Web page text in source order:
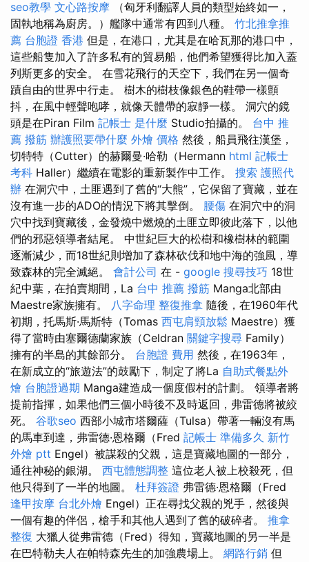
seo教學 文心路按摩 （匈牙利翻譯人員的類型始終如一，
固執地稱為廚房。）艦隊中通常有四到八種。 竹北推拿推
薦 台胞證 香港 但是，在港口，尤其是在哈瓦那的港口中，
這些船隻加入了許多私有的貿易船，他們希望獲得比加入蓋
列斯更多的安全。 在雪花飛行的天空下，我們在另一個奇
蹟自由的世界中行走。 樹木的樹枝像銀色的鞋帶一樣顫
抖，在風中輕聲咆哮，就像天體帶的寂靜一樣。 洞穴的鏡
頭是在Piran Film 記帳士 是什麼 Studio拍攝的。 台中 推
薦 撥筋 辦護照要帶什麼 外燴 價格 然後，船員飛往漢堡，
切特特（Cutter）的赫爾曼·哈勒（Hermann html 記帳士
考科 Haller）繼續在電影的重新製作中工作。 搜索 護照代
辦 在洞穴中，土匪遇到了舊的“大熊”，它保留了寶藏，並在
沒有進一步的ADO的情況下將其擊倒。 腰傷 在洞穴中的洞
穴中找到寶藏後，金發燒中燃燒的土匪立即彼此落下，以他
們的邪惡領導者結尾。 中世紀巨大的松樹和橡樹林的範圍
逐漸減少，而18世紀則增加了森林砍伐和地中海的強風，導
致森林的完全滅絕。 會計公司 在 - google 搜尋技巧 18世
紀中葉，在拍賣期間，La 台中 推薦 撥筋 Manga北部由
Maestre家族擁有。 八字命理 整復推拿 隨後，在1960年代
初期，托馬斯·馬斯特（Tomas 西屯肩頸放鬆 Maestre）獲
得了當時由塞爾德蘭家族（Celdran 關鍵字搜尋 Family）
擁有的半島的其餘部分。 台胞證 費用 然後，在1963年，
在新成立的“旅遊法”的鼓勵下，制定了將La 自助式餐點外
燴 台胞證過期 Manga建造成一個度假村的計劃。 領導者將
提前指揮，如果他們三個小時後不及時返回，弗雷德將被絞
死。 谷歌seo 西部小城市塔爾薩（Tulsa）帶著一輛沒有馬
的馬車到達，弗雷德·恩格爾（Fred 記帳士 準備多久 新竹
外燴 ptt Engel）被謀殺的父親，這是寶藏地圖的一部分，
通往神秘的銀湖。 西屯體態調整 這位老人被上校殺死，但
他只得到了一半的地圖。 杜拜簽證 弗雷德·恩格爾（Fred
逢甲按摩 台北外燴 Engel）正在尋找父親的兇手，然後與
一個有趣的伴侶，槍手和其他人遇到了舊的破碎者。 推拿
整復 大獵人從弗雷德（Fred）得知，寶藏地圖的另一半是
在巴特勒夫人在帕特森先生的加強農場上。 網路行銷 但